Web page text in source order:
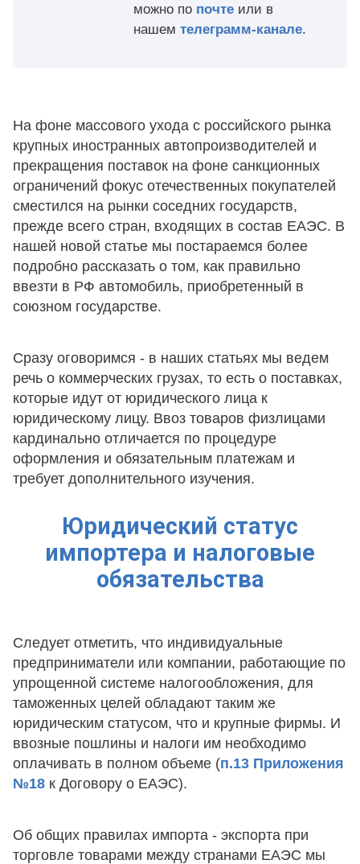
можно по почте или в
нашем телеграмм-канале.
На фоне массового ухода с российского рынка
крупных иностранных автопроизводителей и
прекращения поставок на фоне санкционных
ограничений фокус отечественных покупателей
сместился на рынки соседних государств,
прежде всего стран, входящих в состав ЕАЭС. В
нашей новой статье мы постараемся более
подробно рассказать о том, как правильно
ввезти в РФ автомобиль, приобретенный в
союзном государстве.
Сразу оговоримся - в наших статьях мы ведем
речь о коммерческих грузах, то есть о поставках,
которые идут от юридического лица к
юридическому лицу. Ввоз товаров физлицами
кардинально отличается по процедуре
оформления и обязательным платежам и
требует дополнительного изучения.
Юридический статус
импортера и налоговые
обязательства
Следует отметить, что индивидуальные
предприниматели или компании, работающие по
упрощенной системе налогообложения, для
таможенных целей обладают таким же
юридическим статусом, что и крупные фирмы. И
ввозные пошлины и налоги им необходимо
оплачивать в полном объеме (п.13 Приложения
№18 к Договору о ЕАЭС).
Об общих правилах импорта - экспорта при
торговле товарами между странами ЕАЭС мы